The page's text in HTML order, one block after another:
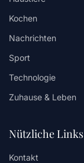
Kochen
Nachrichten
Sport
Technologie
Zuhause & Leben
Nützliche Links
Kontakt